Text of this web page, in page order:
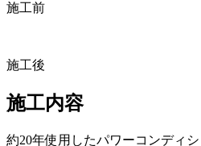
施工前
施工後
施工内容
約20年使用したパワーコンディ